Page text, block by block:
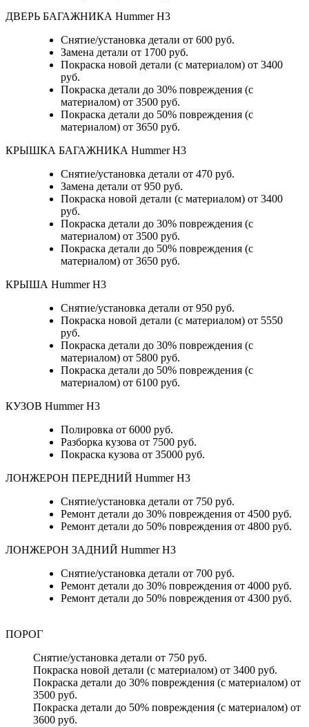
ДВЕРЬ БАГАЖНИКА Hummer H3
Снятие/установка детали от 600 руб.
Замена детали от 1700 руб.
Покраска новой детали (с материалом) от 3400
руб.
Покраска детали до 30% повреждения (с
материалом) от 3500 руб.
Покраска детали до 50% повреждения (с
материалом) от 3650 руб.
КРЫШКА БАГАЖНИКА Hummer H3
Снятие/установка детали от 470 руб.
Замена детали от 950 руб.
Покраска новой детали (с материалом) от 3400
руб.
Покраска детали до 30% повреждения (с
материалом) от 3500 руб.
Покраска детали до 50% повреждения (с
материалом) от 3650 руб.
КРЫША Hummer H3
Снятие/установка детали от 950 руб.
Покраска новой детали (с материалом) от 5550
руб.
Покраска детали до 30% повреждения (с
материалом) от 5800 руб.
Покраска детали до 50% повреждения (с
материалом) от 6100 руб.
КУЗОВ Hummer H3
Полировка от 6000 руб.
Разборка кузова от 7500 руб.
Покраска кузова от 35000 руб.
ЛОНЖЕРОН ПЕРЕДНИЙ Hummer H3
Снятие/установка детали от 750 руб.
Ремонт детали до 30% повреждения от 4500 руб.
Ремонт детали до 50% повреждения от 4800 руб.
ЛОНЖЕРОН ЗАДНИЙ Hummer H3
Снятие/установка детали от 700 руб.
Ремонт детали до 30% повреждения от 4000 руб.
Ремонт детали до 50% повреждения от 4300 руб.
ПОРОГ
Снятие/установка детали от 750 руб.
Покраска новой детали (с материалом) от 3400 руб.
Покраска детали до 30% повреждения (с материалом) от
3500 руб.
Покраска детали до 50% повреждения (с материалом) от
3600 руб.